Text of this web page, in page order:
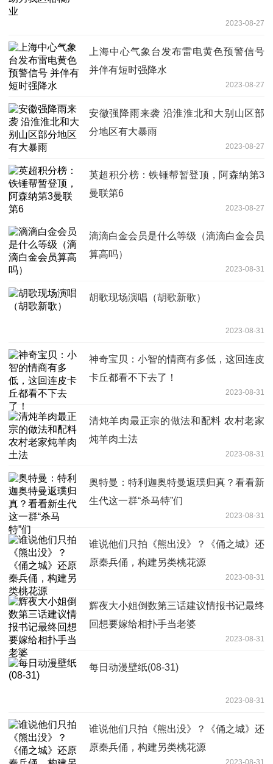
2023-08-27
上海中心气象台发布雷电黄色预警信号
并伴有短时强降水
2023-08-27
安徽强降雨来袭 沿淮淮北和大别山区部
分地区有大暴雨
2023-08-27
英超积分榜：铁锤帮暂登顶，阿森纳第3
曼联第6
2023-08-27
滴滴白金会员是什么等级（滴滴白金会员
算高吗）
2023-08-31
胡歌现场演唱（胡歌新歌）
2023-08-31
神奇宝贝：小智的情商有多低，这回连皮
卡丘都看不下去了！
2023-08-31
清炖羊肉最正宗的做法和配料 农村老家
炖羊肉土法
2023-08-31
奥特曼：特利迦奥特曼返璞归真？看看新
生代这一群“杀马特”们
2023-08-31
谁说他们只拍《熊出没》？《俑之城》还
原秦兵俑，构建另类桃花源
2023-08-31
辉夜大小姐倒数第三话建议情报书记最终
回想要嫁给相扑手当老婆
2023-08-31
每日动漫壁纸(08-31)
2023-08-31
谁说他们只拍《熊出没》？《俑之城》还
原秦兵俑，构建另类桃花源
2023-08-31